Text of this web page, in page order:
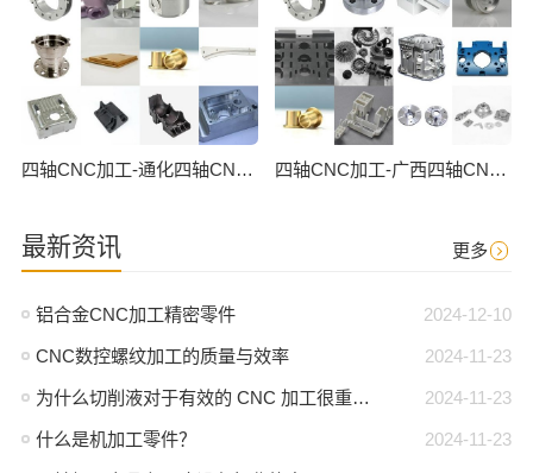
四轴CNC加工-通化四轴CNC数控加工 四轴CNC加工-广西四轴CNC数控加工
最新资讯 更多
2024-12-10
铝合金CNC加工精密零件
2024-11-23
CNC数控螺纹加工的质量与效率
2024-11-23
为什么切削液对于有效的 CNC 加工很重要？
2024-11-23
什么是机加工零件？